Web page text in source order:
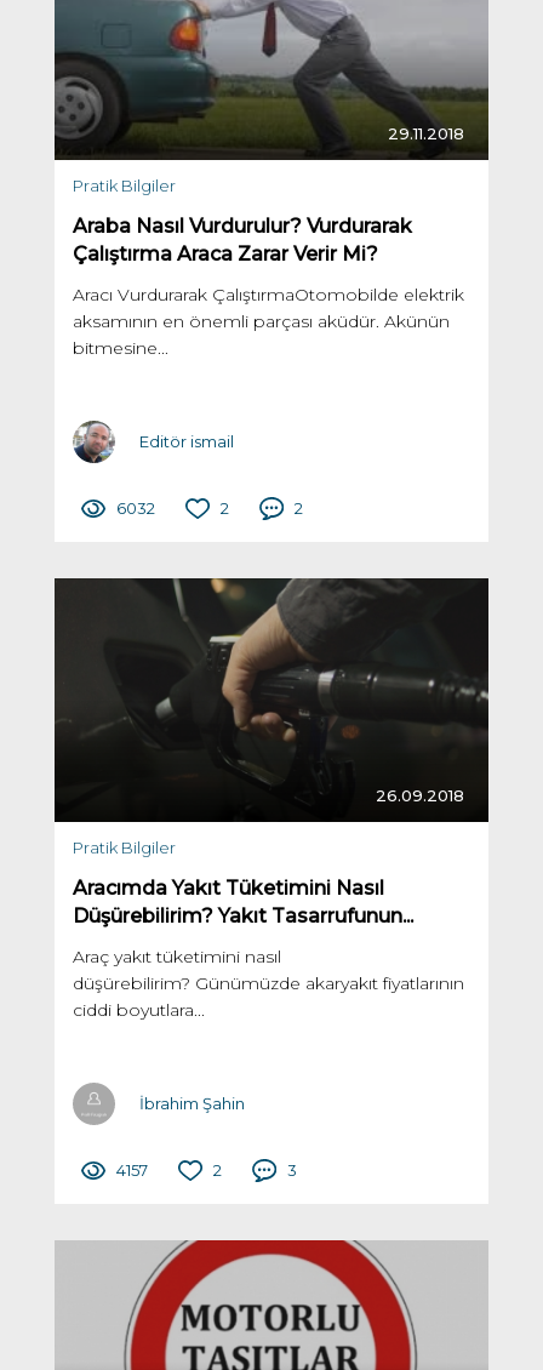
29.11.2018
Pratik Bilgiler
Araba Nasıl Vurdurulur? Vurdurarak
Çalıştırma Araca Zarar Verir Mi?
Aracı Vurdurarak ÇalıştırmaOtomobilde elektrik
aksamının en önemli parçası aküdür. Akünün
bitmesine...
Editör ismail
6032 2 2
26.09.2018
Pratik Bilgiler
Aracımda Yakıt Tüketimini Nasıl
Düşürebilirim? Yakıt Tasarrufunun...
Araç yakıt tüketimini nasıl
düşürebilirim? Günümüzde akaryakıt fiyatlarının
ciddi boyutlara...
İbrahim Şahin
4157 2 3